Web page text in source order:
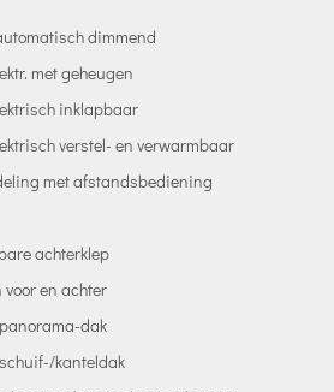
dimmend
met geheugen
inklapbaar
verstel- en verwarmbaar
met afstandsbediening
achterklep
voor en achter
dak
kanteldak